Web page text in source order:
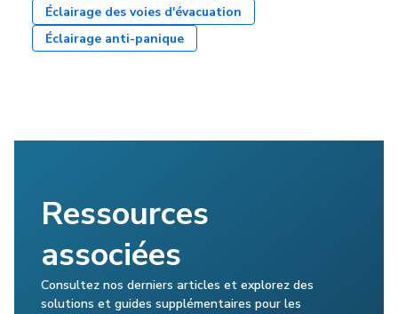
Éclairage des voies d'évacuation
Éclairage anti-panique
Ressources
associées
Consultez nos derniers articles et explorez des
solutions et guides supplémentaires pour les